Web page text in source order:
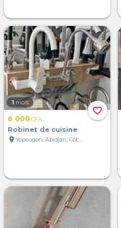
favorite_border
1 mois
6 000CFA
Robinet de cuisine
location_on
Yopougon, Abidjan, Côte d'Ivoire